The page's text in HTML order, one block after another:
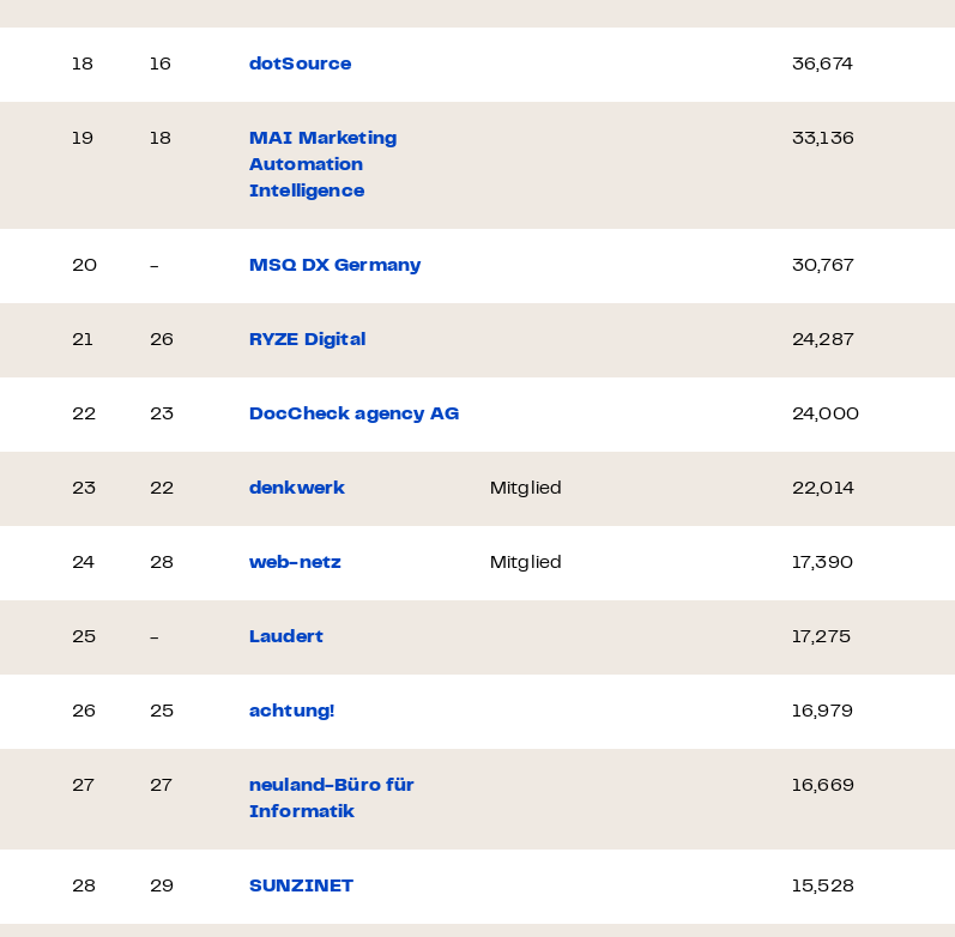
18 16 dotSource 36,674
19 18
MAI Marketing
Automation
Intelligence
33,136
20 - MSQ DX Germany 30,767
21 26 RYZE Digital 24,287
22 23 DocCheck agency AG 24,000
23 22 denkwerk Mitglied 22,014
24 28 web-netz Mitglied 17,390
25 - Laudert 17,275
26 25 achtung! 16,979
27 27
neuland-Büro für
Informatik
16,669
28 29 SUNZINET 15,528